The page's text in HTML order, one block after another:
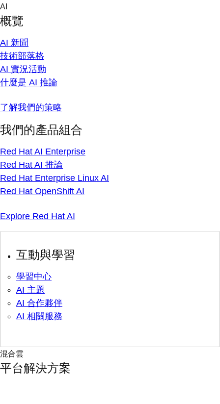
Skip
content
AI
概覽
AI 新聞
技術部落格
AI 實況活動
什麼是 AI 推論
了解我們的策略
我們的產品組合
Red Hat AI Enterprise
Red Hat AI 推論
Red Hat Enterprise Linux AI
Red Hat OpenShift AI
Explore Red Hat AI
互動與學習
學習中心
AI 主題
AI 合作夥伴
AI 相關服務
混合雲
平台解決方案